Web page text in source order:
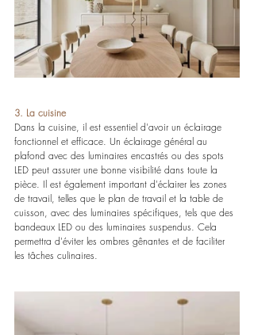
3. La cuisine
Dans la cuisine, il est essentiel d'avoir un éclairage
fonctionnel et efficace. Un éclairage général au
plafond avec des luminaires encastrés ou des spots
LED peut assurer une bonne visibilité dans toute la
pièce. Il est également important d'éclairer les zones
de travail, telles que le plan de travail et la table de
cuisson, avec des luminaires spécifiques, tels que des
bandeaux LED ou des luminaires suspendus. Cela
permettra d'éviter les ombres gênantes et de faciliter
les tâches culinaires.